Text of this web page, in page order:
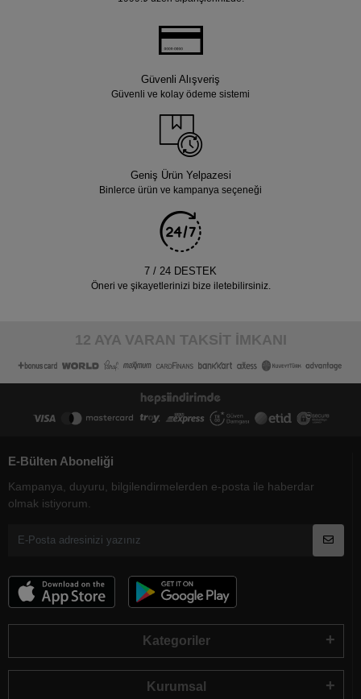
Güvenli Alışveriş
Güvenli ve kolay ödeme sistemi
Geniş Ürün Yelpazesi
Binlerce ürün ve kampanya seçeneği
7 / 24 DESTEK
Öneri ve şikayetlerinizi bize iletebilirsiniz.
12 AYA VARAN TAKSİT İMKANI
E-Bülten Aboneliği
Kampanya, duyuru, bilgilendirmelerden e-posta ile haberdar
olmak istiyorum.
Kategoriler
Kurumsal